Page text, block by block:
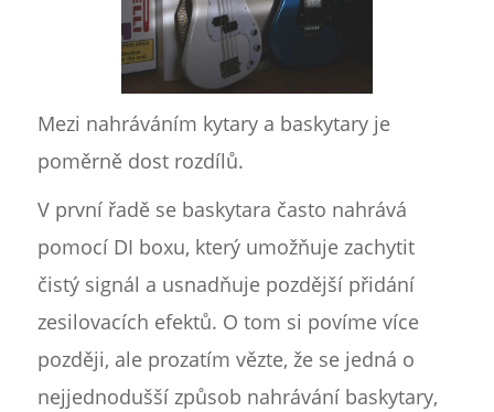
Mezi nahráváním kytary a baskytary je
poměrně dost rozdílů.
V první řadě se baskytara často nahrává
pomocí DI boxu, který umožňuje zachytit
čistý signál a usnadňuje pozdější přidání
zesilovacích efektů. O tom si povíme více
později, ale prozatím vězte, že se jedná o
nejjednodušší způsob nahrávání baskytary,